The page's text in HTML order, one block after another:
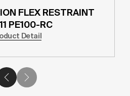
FLEX RESTRAINT
PE100-RC
Detail